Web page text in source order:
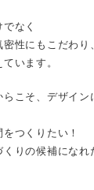
なく
性にもこだわり、
います。
こそ、デザイン
つくりたい！
くりの候補になれ